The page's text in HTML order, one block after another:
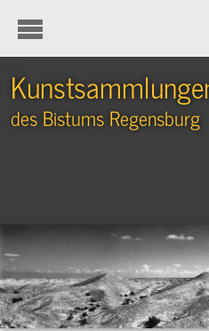
des Bistums Regensburg